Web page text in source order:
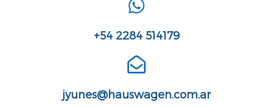
+54 2284 514179
jyunes@hauswagen.com.ar